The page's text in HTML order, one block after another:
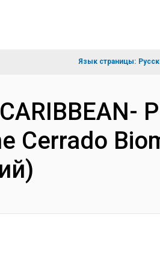
Язык страницы:
Cerrado